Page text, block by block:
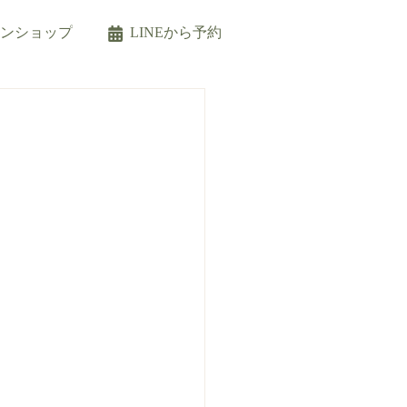
ショップ LINEから予約